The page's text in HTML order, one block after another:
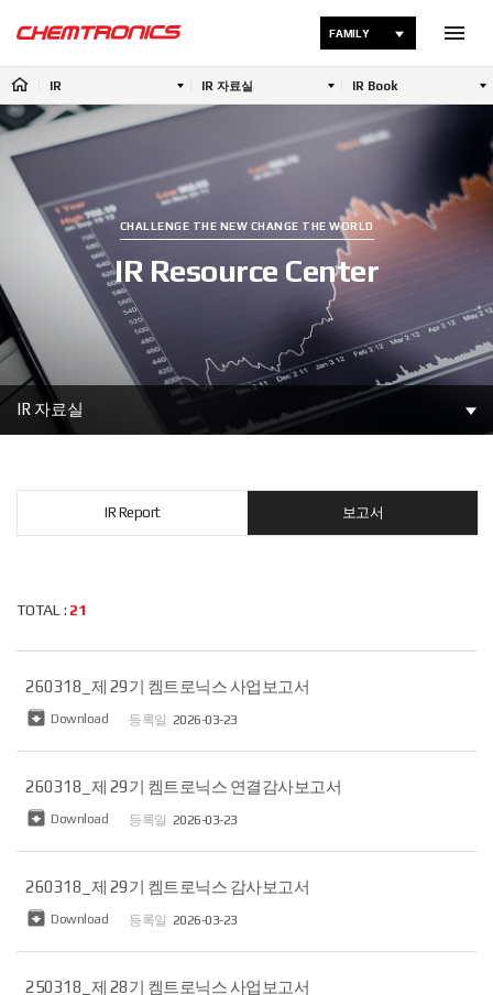
FAMILY
IR IR 자료실 IR Book
CHALLENGE THE NEW CHANGE THE WORLD
IR Resource Center
IR 자료실
IR Report 보고서
TOTAL : 21
260318_제 29기 켐트로닉스 사업보고서
 Download 2026-03-23
260318_제 29기 켐트로닉스 연결감사보고서
 Download 2026-03-23
260318_제 29기 켐트로닉스 감사보고서
 Download 2026-03-23
250318_제 28기 켐트로닉스 사업보고서